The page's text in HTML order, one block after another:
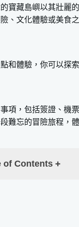
寶藏島嶼以其壯麗
、文化體驗或美食
和體驗，你可以探
項，包括簽證、機
難忘的冒險旅程，
of Contents